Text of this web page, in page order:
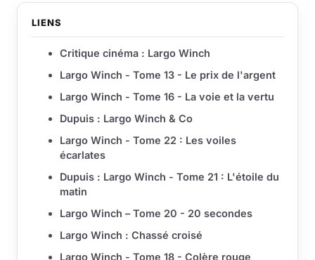
LIENS
Critique cinéma : Largo Winch
Largo Winch - Tome 13 - Le prix de l'argent
Largo Winch - Tome 16 - La voie et la vertu
Dupuis : Largo Winch & Co
Largo Winch - Tome 22 : Les voiles
écarlates
Dupuis : Largo Winch - Tome 21 : L'étoile du
matin
Largo Winch – Tome 20 - 20 secondes
Largo Winch : Chassé croisé
Largo Winch - Tome 18 - Colère rouge